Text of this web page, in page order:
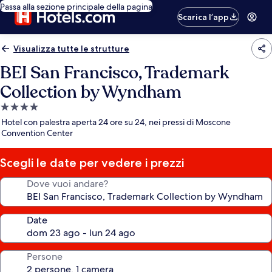
Passa alla sezione principale della pagina
Scarica l’app
Visualizza tutte le strutture
BEI San Francisco, Trademark
Collection by Wyndham
Struttura
a
4.0
stelle
Hotel con palestra aperta 24 ore su 24, nei pressi di Moscone
Convention Center
Scegli le date per vedere i prezzi
Dove vuoi andare?
Date
Persone